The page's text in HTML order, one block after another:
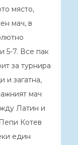
място,
мач, в
5-7. Все пак
за турнира
и загатна,
мач
Латин и
Котев
един